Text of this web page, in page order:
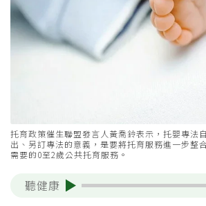
托育政策催生聯盟發言人黃喬鈴表示，托嬰專法
出、另訂專法的意義，是要將托育服務進一步整
需要的0至2歲公共托育服務。
聽健康